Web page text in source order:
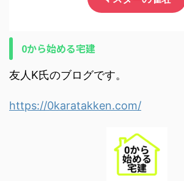
0から始める宅建
友人K氏のブログです。
https://0karatakken.com/